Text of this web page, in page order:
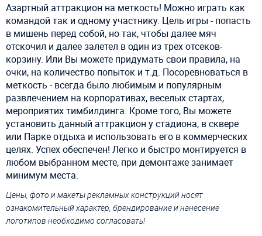
Азартный аттракцион на меткость! Можно играть как
командой так и одному участнику. Цель игры - попасть
в мишень перед собой, но так, чтобы далее мяч
отскочил и далее залетел в один из трех отсеков-
корзину. Или Вы можете придумать свои правила, на
очки, на количество попыток и т.д. Посоревноваться в
меткость - всегда было любимым и популярным
развлечением на корпоративах, веселых стартах,
мероприятих тимбилдинга. Кроме того, Вы можете
установить данный аттракцион у стадиона, в сквере
или Парке отдыха и использовать его в коммерческих
целях. Успех обеспечен! Легко и быстро монтируется в
любом выбранном месте, при демонтаже занимает
минимум места.
Цены, фото и макеты рекламных конструкций носят
ознакомительный характер, брендирование и нанесение
логотипов необходимо согласовать!